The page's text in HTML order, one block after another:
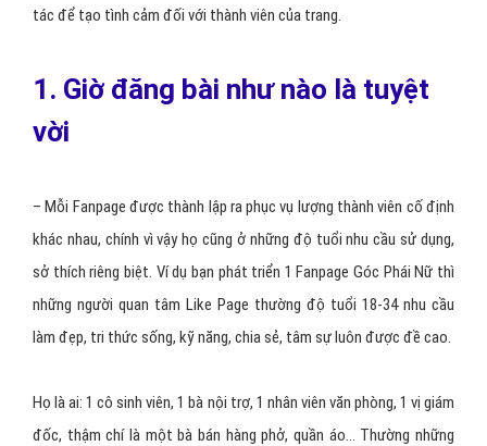
tác để tạo tình cảm đối với thành viên của trang.
1. Giờ đă​ng bài như nào là tuyệt
vời
– Mỗi Fanpage được thành lập ra phục vụ lượng thành viên cố định
khác nhau, chính vì vậy họ cũng ở những độ tuổi nhu cầu sử dụng,
sở thích riêng biệt. Ví dụ bạn phát triển 1 Fanpage Góc Phái Nữ thì
những người quan tâm Like Page thường độ tuổi 18-34 nhu cầu
làm đẹp, tri thức sống, kỹ năng, chia sẻ, tâm sự luôn được đề cao.
Họ là ai: 1 cô sinh viên, 1 bà nội trợ, 1 nhân viên văn phòng, 1 vị giám
đốc, thậm chí là một bà bán hàng phở, quần áo… Thường những